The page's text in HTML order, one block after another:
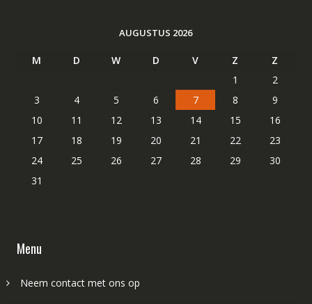
AUGUSTUS 2026
M D W D V Z
Z
1
2
3
4 5 6 7 8
9
10
11 12 13 14 15
16
17
18 19 20 21 22
23
24
25 26 27 28 29
30
31
Menu
Neem contact met ons op